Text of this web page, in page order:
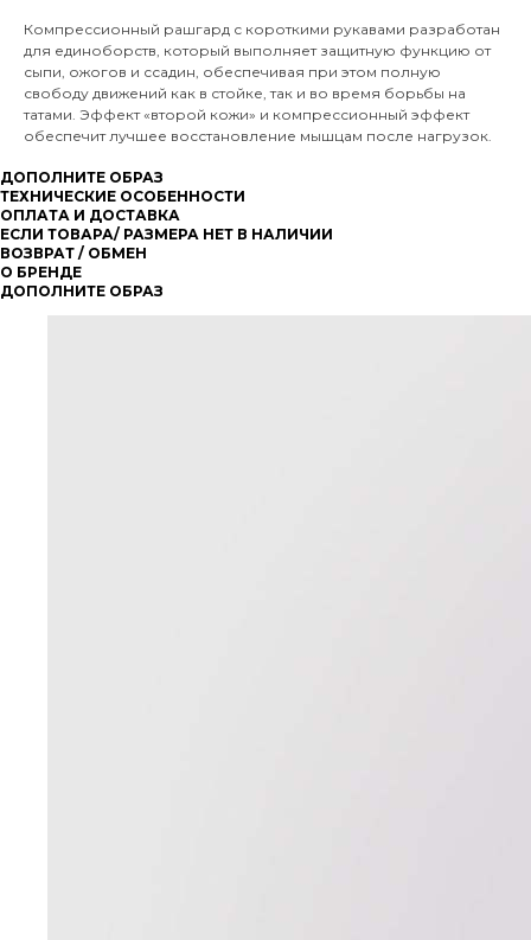
Компрессионный рашгард с короткими рукавами разработан
для единоборств, который выполняет защитную функцию от
сыпи, ожогов и ссадин, обеспечивая при этом полную
свободу движений как в стойке, так и во время борьбы на
татами. Эффект «второй кожи» и компрессионный эффект
обеспечит лучшее восстановление мышцам после нагрузок.
ДОПОЛНИТЕ ОБРАЗ
ТЕХНИЧЕСКИЕ ОСОБЕННОСТИ
ОПЛАТА И ДОСТАВКА
ЕСЛИ ТОВАРА/ РАЗМЕРА НЕТ В НАЛИЧИИ
ВОЗВРАТ / ОБМЕН
О БРЕНДЕ
ДОПОЛНИТЕ ОБРАЗ